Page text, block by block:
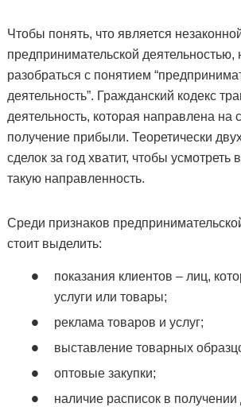
Чтобы понять, что является
предпринимательской деятельностью,
разобраться с понятием
деятельность”. Гражданский кодекс
деятельность, которая направлена на
получение прибыли. Теоретически
сделок за год хватит, чтобы усмотреть
такую направленность.
Среди признаков
стоит выделить:
показания клиентов – лиц,
услуги или товары;
реклама товаров и услуг;
выставление товарных
оптовые закупки;
наличие расписок в получении